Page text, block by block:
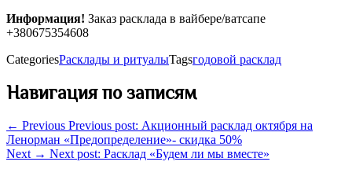
Информация! Заказ расклада в вайбере/ватсапе
+380675354608
CategoriesРасклады и ритуалыTagsгодовой расклад
Навигация по записям
← Previous Previous post: Акционный расклад октября на
Ленорман «Предопределение»- скидка 50%
Next → Next post: Расклад «Будем ли мы вместе»